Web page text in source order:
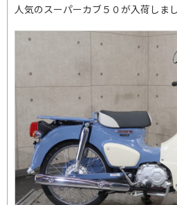
人気のスーパーカブ５０が入荷しまし